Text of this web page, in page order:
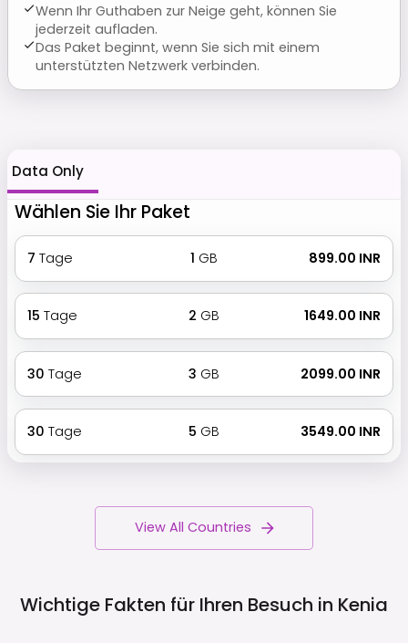
Wenn Ihr Guthaben zur Neige geht, können Sie
jederzeit aufladen.
Das Paket beginnt, wenn Sie sich mit einem
unterstützten Netzwerk verbinden.
Data Only
Wählen Sie Ihr Paket
7 Tage 1 GB ₹ 899.00 INR
15 Tage 2 GB ₹ 1649.00 INR
30 Tage 3 GB ₹ 2099.00 INR
30 Tage 5 GB ₹ 3549.00 INR
View All Countries
Wichtige Fakten für Ihren Besuch in Kenia